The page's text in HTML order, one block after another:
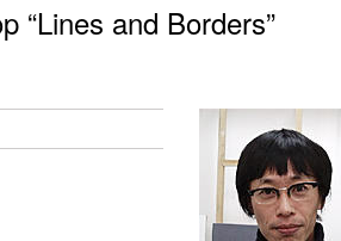
“Lines and Borders”